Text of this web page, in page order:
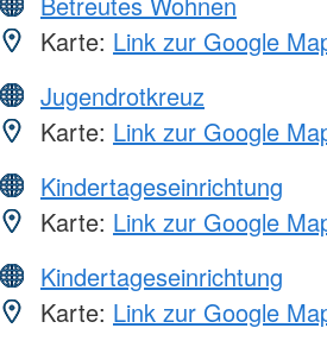
Karte: Link zur Google
Jugendrotkreuz
Karte: Link zur Google
Kindertageseinrichtung
Karte: Link zur Google
Kindertageseinrichtung
Karte: Link zur Google